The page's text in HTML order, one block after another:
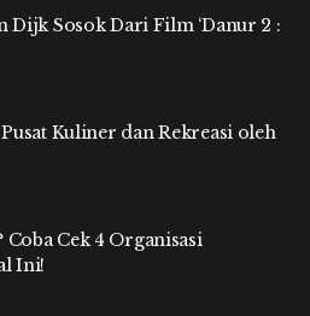
Dijk Sosok Dari Film ‘Danur 2 :
Kuliner dan Rekreasi oleh
Coba Cek 4 Organisasi
Ini!